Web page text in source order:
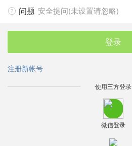
 问题 安全提问(未设置请忽略)
登录
注册新帐号
使用三方登录
微信登录